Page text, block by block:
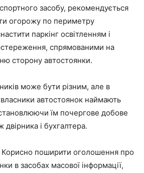
засобу, рекомендується
огорожу по периметру
паркінг освітленням і
спрямованими на
сторону автостоянки.
може бути різним, але в
власники автостоянок наймають
їм почергове добове
і бухгалтера.
Корисно поширити оголошення про
в засобах масової інформації,